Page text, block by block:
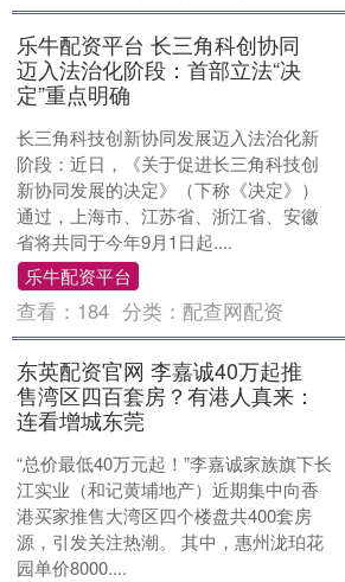
乐牛配资平台 长三角科创协同
迈入法治化阶段：首部立法“决
定”重点明确
长三角科技创新协同发展迈入法治化新
阶段：近日，《关于促进长三角科技创
新协同发展的决定》（下称《决定》）
通过，上海市、江苏省、浙江省、安徽
省将共同于今年9月1日起....
乐牛配资平台
查看： 184 分类： 配查网配资
东英配资官网 李嘉诚40万起推
售湾区四百套房？有港人真来：
连看增城东莞
“总价最低40万元起！”李嘉诚家族旗下长
江实业（和记黄埔地产）近期集中向香
港买家推售大湾区四个楼盘共400套房
源，引发关注热潮。 其中，惠州泷珀花
园单价8000....